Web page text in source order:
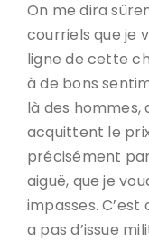
On me dira
courriels que je
ligne de cette
à de bons
là des
acquittent le
précisément
aiguë, que je
impasses.
a pas d’issue